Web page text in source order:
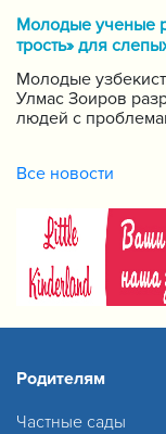
за качеством
Республики
Молодые ученые
трость» для
Молодые
Улмас Зоиров
людей с
Все новости
Родителям
Частные сады